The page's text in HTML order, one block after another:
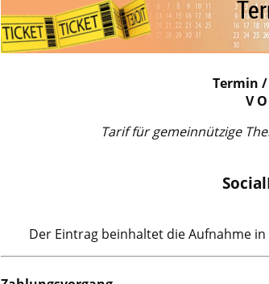
Termin
V
Tarif für gemeinnützige
Der Eintrag beinhaltet die Aufnahme